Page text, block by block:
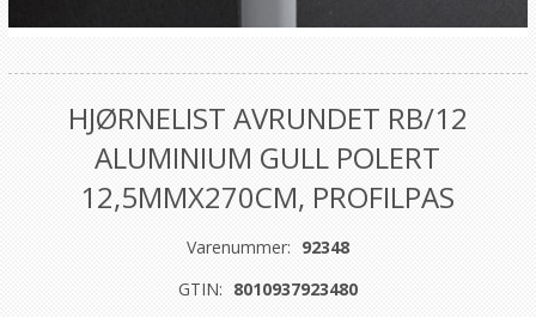
HJØRNELIST AVRUNDET RB/12
ALUMINIUM GULL POLERT
12,5MMX270CM, PROFILPAS
Varenummer: 92348
GTIN: 8010937923480